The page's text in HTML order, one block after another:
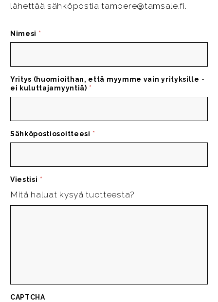
lähettää sähköpostia tampere@tamsale.fi.
Nimesi *
Yritys (huomioithan, että myymme vain yrityksille -
ei kuluttajamyyntiä) *
Sähköpostiosoitteesi *
Viestisi *
Mitä haluat kysyä tuotteesta?
CAPTCHA